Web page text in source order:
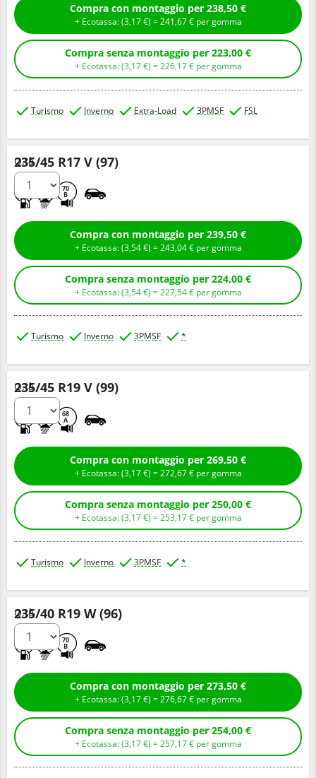
Compra con montaggio per 238,50 €
+ Ecotassa: (3,17€ ) =241,67€ per gomma
Compra senza montaggio per 223,00 €
+ Ecotassa: (3,17€ ) =226,17€ per gomma
Turismo Inverno Extra-Load 3PMSF FSL
235/45 R17 V (97)
70
B
Q.tà
Compra con montaggio per 239,50 €
+ Ecotassa: (3,54€ ) =243,04€ per gomma
Compra senza montaggio per 224,00 €
+ Ecotassa: (3,54€ ) =227,54€ per gomma
Turismo Inverno 3PMSF *
235/45 R19 V (99)
68
A
Q.tà
Compra con montaggio per 269,50 €
+ Ecotassa: (3,17€ ) =272,67€ per gomma
Compra senza montaggio per 250,00 €
+ Ecotassa: (3,17€ ) =253,17€ per gomma
Turismo Inverno 3PMSF *
235/40 R19 W (96)
70
B
Q.tà
Compra con montaggio per 273,50 €
+ Ecotassa: (3,17€ ) =276,67€ per gomma
Compra senza montaggio per 254,00 €
+ Ecotassa: (3,17€ ) =257,17€ per gomma